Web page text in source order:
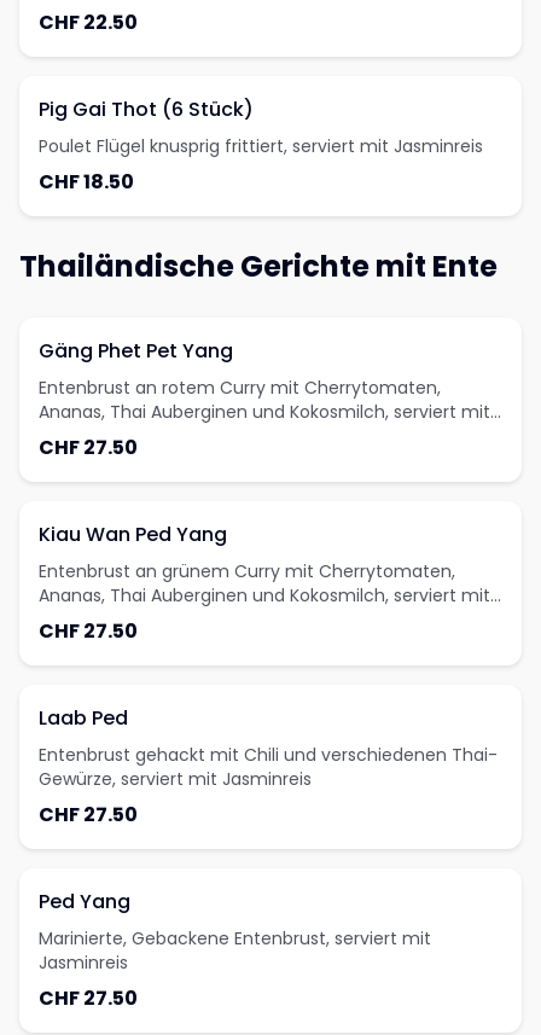
CHF 22.50
Pig Gai Thot (6 Stück)
Poulet Flügel knusprig frittiert, serviert mit Jasminreis
CHF 18.50
Thailändische Gerichte mit Ente
Gäng Phet Pet Yang
Entenbrust an rotem Curry mit Cherrytomaten,
Ananas, Thai Auberginen und Kokosmilch, serviert mit
Jasminreis
CHF 27.50
Kiau Wan Ped Yang
Entenbrust an grünem Curry mit Cherrytomaten,
Ananas, Thai Auberginen und Kokosmilch, serviert mit
Jasminreis
CHF 27.50
Laab Ped
Entenbrust gehackt mit Chili und verschiedenen Thai-
Gewürze, serviert mit Jasminreis
CHF 27.50
Ped Yang
Marinierte, Gebackene Entenbrust, serviert mit
Jasminreis
CHF 27.50